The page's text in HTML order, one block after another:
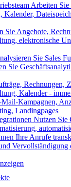
Arbeiten Sie
Sie Angebote,
elektronische
Sie Sales
Sie
Rechnungen,
Kalender -
Kampagnen,
Landingpages
Nutzen Sie
Ihre Anrufe
Vervollständigung